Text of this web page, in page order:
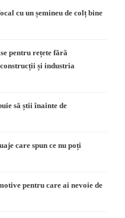
cu un șemineu de colț bine
pentru rețete fără
și industria
să știi înainte de
care spun ce nu poți
pentru care ai nevoie de